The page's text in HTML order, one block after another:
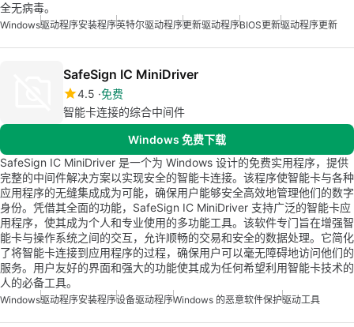
全无病毒。
Windows驱动程序安装程序英特尔驱动程序更新驱动程序BIOS更新驱动程序更新
SafeSign IC MiniDriver
4.5 免费
智能卡连接的综合中间件
Windows 免费下载
SafeSign IC MiniDriver 是一个为 Windows 设计的免费实用程序，提供
完整的中间件解决方案以实现安全的智能卡连接。该程序使智能卡与各种
应用程序的无缝集成成为可能，确保用户能够安全高效地管理他们的数字
身份。凭借其全面的功能，SafeSign IC MiniDriver 支持广泛的智能卡应
用程序，使其成为个人和专业使用的多功能工具。该软件专门旨在增强智
能卡与操作系统之间的交互，允许顺畅的交易和安全的数据处理。它简化
了将智能卡连接到应用程序的过程，确保用户可以毫无障碍地访问他们的
服务。用户友好的界面和强大的功能使其成为任何希望利用智能卡技术的
人的必备工具。
Windows驱动程序安装程序设备驱动程序Windows 的恶意软件保护驱动工具